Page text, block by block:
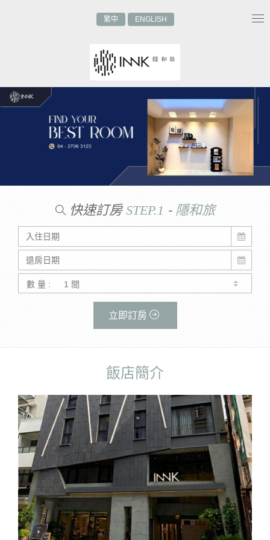
繁中 ENGLISH
快速訂房 STEP.1 - 隱和旅
數 量 :
立即訂房
飯店簡介